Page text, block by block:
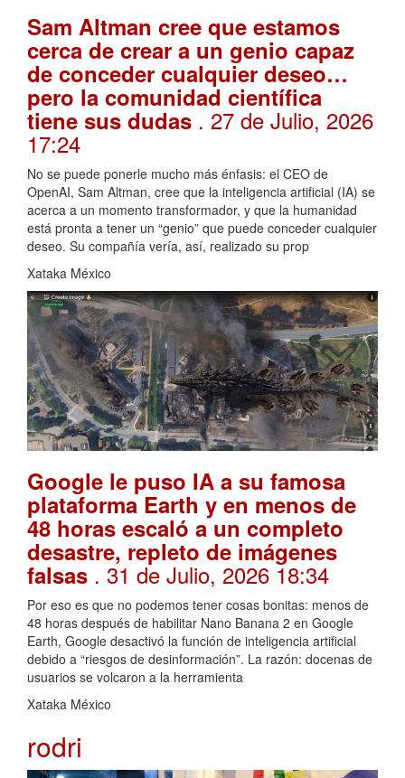
Sam Altman cree que estamos
cerca de crear a un genio capaz
de conceder cualquier deseo…
pero la comunidad científica
tiene sus dudas . 27 de Julio, 2026
17:24
No se puede ponerle mucho más énfasis: el CEO de
OpenAI, Sam Altman, cree que la inteligencia artificial (IA) se
acerca a un momento transformador, y que la humanidad
está pronta a tener un “genio” que puede conceder cualquier
deseo. Su compañía vería, así, realizado su prop
Xataka México
Google le puso IA a su famosa
plataforma Earth y en menos de
48 horas escaló a un completo
desastre, repleto de imágenes
falsas . 31 de Julio, 2026 18:34
Por eso es que no podemos tener cosas bonitas: menos de
48 horas después de habilitar Nano Banana 2 en Google
Earth, Google desactivó la función de inteligencia artificial
debido a “riesgos de desinformación”. La razón: docenas de
usuarios se volcaron a la herramienta
Xataka México
rodri